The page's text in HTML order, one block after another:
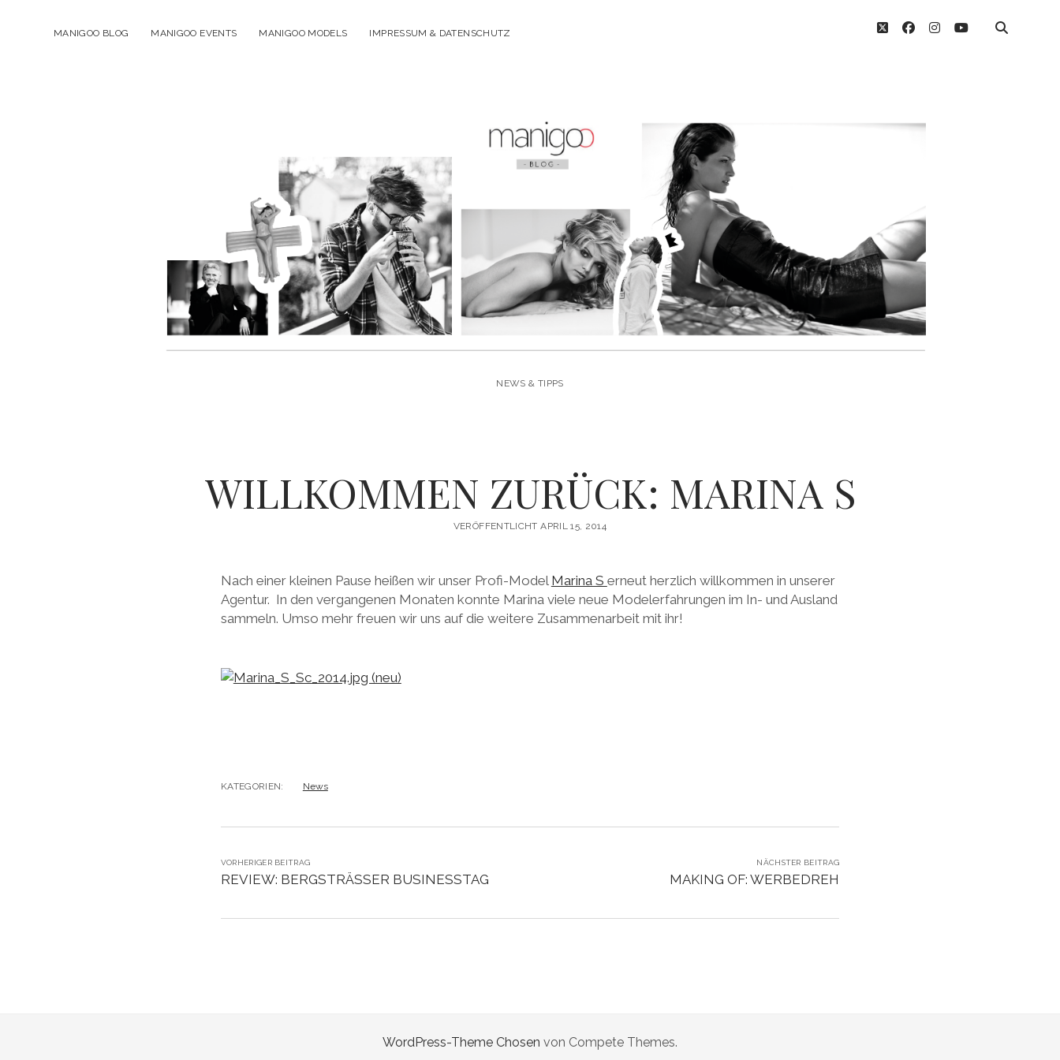
MANIGOO BLOG MANIGOO EVENTS MANIGOO MODELS IMPRESSUM & DATENSCHUTZ twitterfacebook
instagram
youtube
NEWS & TIPPS
WILLKOMMEN ZURÜCK: MARINA S
VERÖFFENTLICHT APRIL 15, 2014
Nach einer kleinen Pause heißen wir unser Profi-Model Marina S erneut herzlich willkommen in unserer
Agentur. In den vergangenen Monaten konnte Marina viele neue Modelerfahrungen im In- und Ausland
sammeln. Umso mehr freuen wir uns auf die weitere Zusammenarbeit mit ihr!
KATEGORIEN: News
VORHERIGER BEITRAG
REVIEW: BERGSTRÄSSER BUSINESSTAG
NÄCHSTER BEITRAG
MAKING OF: WERBEDREH
WordPress-Theme Chosen von Compete Themes.